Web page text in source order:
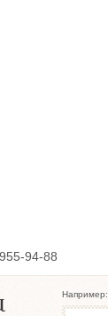
94-88
Например: